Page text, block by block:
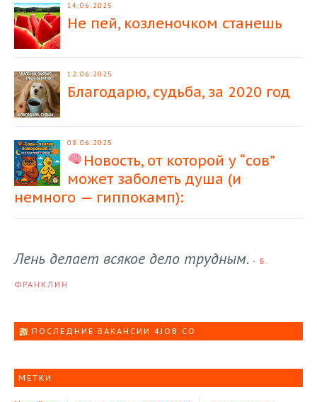
14.06.2025
Не пей, козленочком станешь
12.06.2025
Благодарю, судьба, за 2020 год
08.06.2025
Новость, от которой у “сов”
может заболеть душа (и
немного — гиппокамп):
Лень делает всякое дело трудным. - Б.
ФРАНКЛИН
ПОСЛЕДНИЕ ВАКАНСИИ 4JOB.CO
МЕТКИ